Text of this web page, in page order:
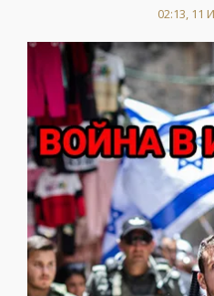
02:13, 11